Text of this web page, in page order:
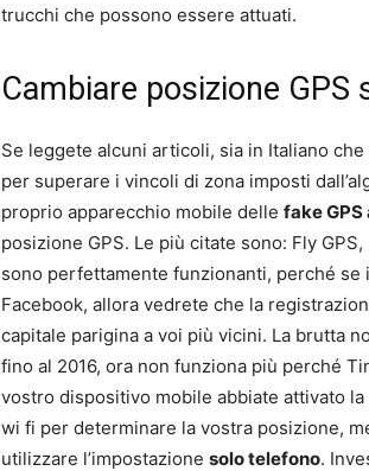
trucchi che possono essere attuati.
Cambiare posizione GPS
Se leggete alcuni articoli, sia in Italiano
per superare i vincoli di zona imposti
proprio apparecchio mobile delle fake GPS
posizione GPS. Le più citate sono: Fly
sono perfettamente funzionanti, perché se
Facebook, allora vedrete che la
capitale parigina a voi più vicini. La brutta
fino al 2016, ora non funziona più perché
vostro dispositivo mobile abbiate attivato
wi fi per determinare la vostra posizione,
utilizzare l’impostazione solo telefono.